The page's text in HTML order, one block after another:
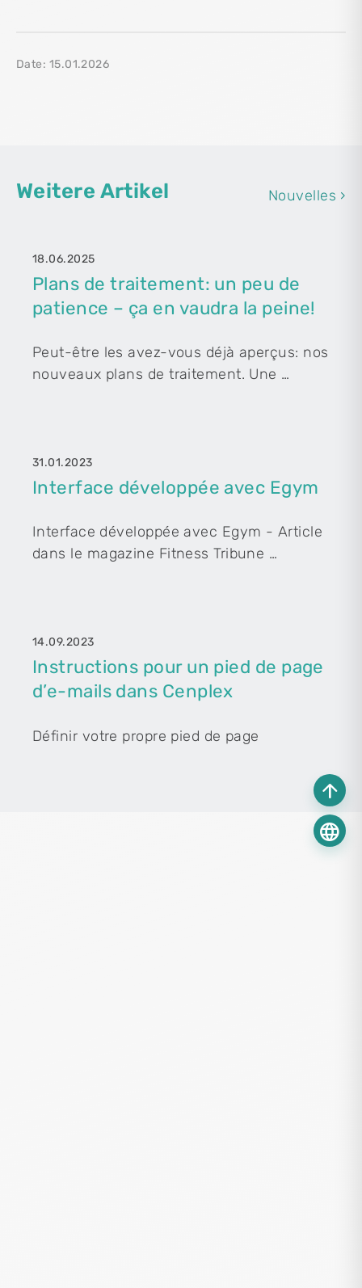
arrow_upward
language
Date: 15.01.2026
Weitere Artikel Nouvelles ›
18.06.2025
Plans de traitement: un peu de
patience – ça en vaudra la peine!
Peut-être les avez-vous déjà aperçus: nos
nouveaux plans de traitement. Une …
31.01.2023
Interface développée avec Egym
Interface développée avec Egym - Article
dans le magazine Fitness Tribune …
14.09.2023
Instructions pour un pied de page
d’e-mails dans Cenplex
Définir votre propre pied de page